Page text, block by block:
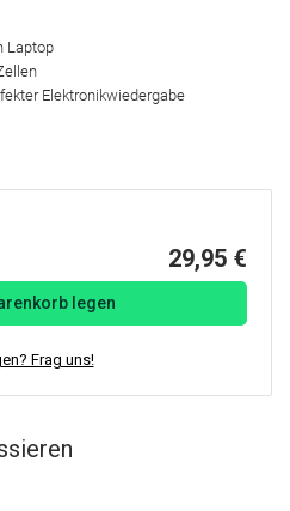
Laptop
Elektronikwiedergabe
29,95 €
legen
Frag uns!